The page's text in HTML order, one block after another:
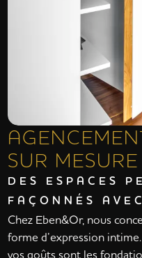
SUR MESURE
DES ESPACES
FAÇONNÉS
Chez Eben&Or, nous
forme d’expression
vos goûts sont les